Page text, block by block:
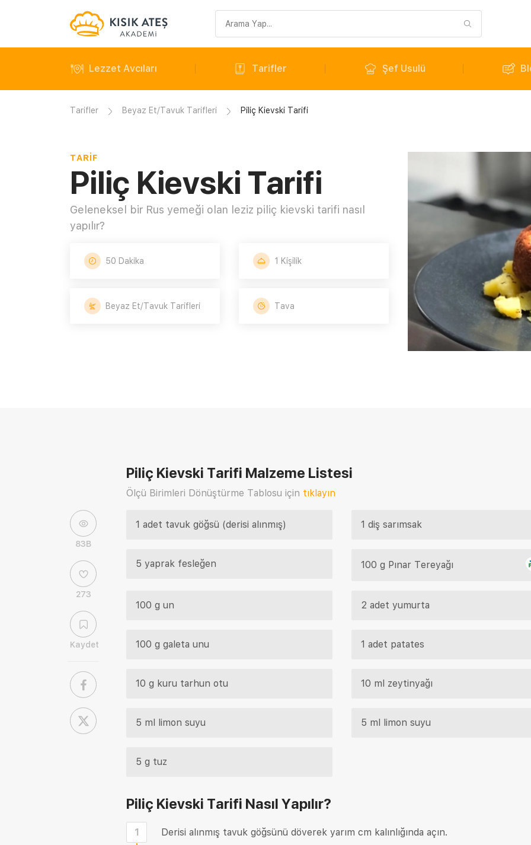
sorgusu
Lezzet Avcıları Tarifler Şef Usulü
Tarifler Beyaz Et/Tavuk Tarifleri Piliç Kievski Tarifi
TARIF
Piliç Kievski Tarifi
Geleneksel bir Rus yemeği olan leziz piliç kievski tarifi nasıl
yapılır?
50 Dakika 1 Kişilik
Beyaz Et/Tavuk Tarifleri Tava
83B
273
Kaydet
Piliç Kievski Tarifi Malzeme Listesi
Ölçü Birimleri Dönüştürme Tablosu için tıklayın
1 adet tavuk göğsü (derisi alınmış) 1 diş sarımsak
5 yaprak fesleğen 100 g Pınar Tereyağı
100 g un 2 adet yumurta
100 g galeta unu 1 adet patates
10 g kuru tarhun otu 10 ml zeytinyağı
5 ml limon suyu 5 ml limon suyu
5 g tuz
Piliç Kievski Tarifi Nasıl Yapılır?
1 Derisi alınmış tavuk göğsünü döverek yarım cm kalınlığında açın.